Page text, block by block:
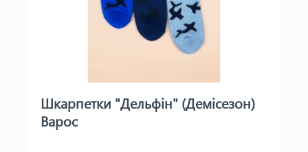
Шкарпетки "Дельфін" (Демісезон)
Варос